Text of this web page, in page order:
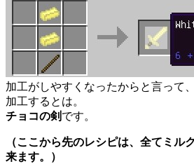
加工がしやすくなったからと言って
加工するとは。
チョコの剣 です。
（ここから先のレシピは、全てミル
来ます。）